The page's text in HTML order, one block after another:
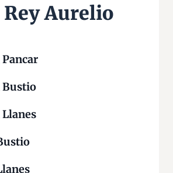
Rey Aurelio
Bustio
Llanes